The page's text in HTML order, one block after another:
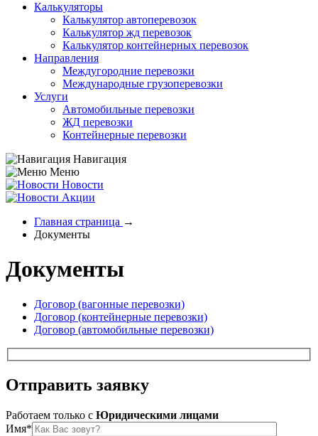
Калькуляторы
Калькулятор автоперевозок
Калькулятор жд перевозок
Калькулятор контейнерных перевозок
Направления
Междугородние перевозки
Международные грузоперевозки
Услуги
Автомобильные перевозки
ЖД перевозки
Контейнерные перевозки
Навигация
Меню
Новости
Акции
Главная страница →
Документы
Документы
Договор (вагонные перевозки)
Договор (контейнерные перевозки)
Договор (автомобильные перевозки)
Отправить заявку
Работаем только c Юридическими лицами
Имя*